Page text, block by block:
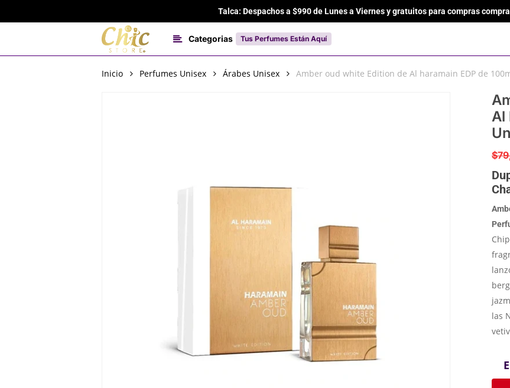
to
content
Talca: Despachos a $990 de Lunes a Viernes y gratuitos para compras
Categorias Tus Perfumes Están Aquí
Inicio Perfumes Unisex Árabes Unisex Amber oud white Edition de Al haramain EDP de
Al
$
las